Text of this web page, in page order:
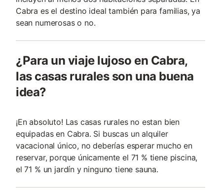
Cabra es el destino ideal también para familias, ya
sean numerosas o no.
¿Para un viaje lujoso en Cabra,
las casas rurales son una buena
idea?
¡En absoluto! Las casas rurales no estan bien
equipadas en Cabra. Si buscas un alquiler
vacacional único, no deberías esperar mucho en
reservar, porque únicamente el 71 % tiene piscina,
el 71 % un jardín y ninguno tiene sauna.